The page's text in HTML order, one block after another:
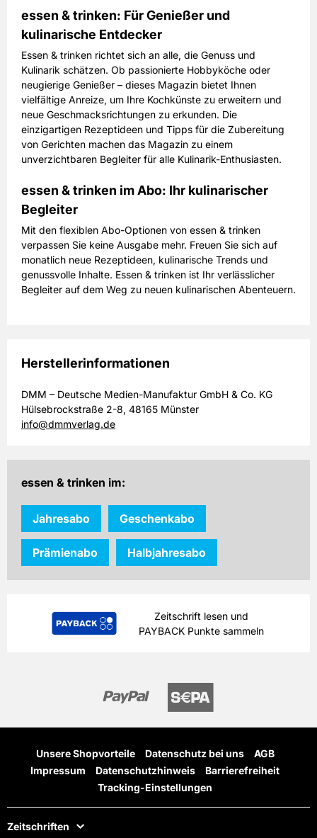
essen & trinken: Für Genießer und
kulinarische Entdecker
Essen & trinken richtet sich an alle, die Genuss und
Kulinarik schätzen. Ob passionierte Hobbyköche oder
neugierige Genießer – dieses Magazin bietet Ihnen
vielfältige Anreize, um Ihre Kochkünste zu erweitern und
neue Geschmacksrichtungen zu erkunden. Die
einzigartigen Rezeptideen und Tipps für die Zubereitung
von Gerichten machen das Magazin zu einem
unverzichtbaren Begleiter für alle Kulinarik-Enthusiasten.
essen & trinken im Abo: Ihr kulinarischer
Begleiter
Mit den flexiblen Abo-Optionen von essen & trinken
verpassen Sie keine Ausgabe mehr. Freuen Sie sich auf
monatlich neue Rezeptideen, kulinarische Trends und
genussvolle Inhalte. Essen & trinken ist Ihr verlässlicher
Begleiter auf dem Weg zu neuen kulinarischen Abenteuern.
Herstellerinformationen
DMM – Deutsche Medien-Manufaktur GmbH & Co. KG
Hülsebrockstraße 2-8, 48165 Münster
info@dmmverlag.de
essen & trinken im:
Jahresabo Geschenkabo
Prämienabo Halbjahresabo
Zeitschrift lesen und
PAYBACK Punkte sammeln
Unsere Shopvorteile Datenschutz bei uns
AGB
Impressum
Datenschutzhinweis
Barrierefreiheit
Tracking-Einstellungen
Zeitschriften